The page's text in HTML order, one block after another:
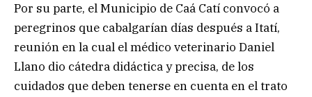
Por su parte, el Municipio de Caá Catí convocó a
peregrinos que cabalgarían días después a Itatí,
reunión en la cual el médico veterinario Daniel
Llano dio cátedra didáctica y precisa, de los
cuidados que deben tenerse en cuenta en el trato